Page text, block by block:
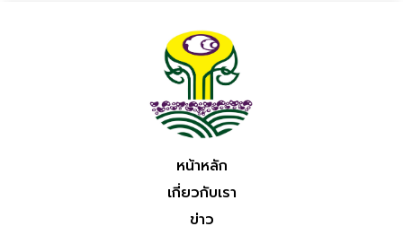
หน้าหลัก
เกี่ยวกับเรา
ข่าว